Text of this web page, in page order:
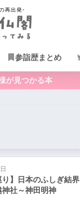
参詣歴まとめ
が見つかる本
り】日本のふしぎ結界
社～神田明神